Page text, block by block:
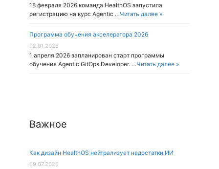
18 февраля 2026 команда HealthOS запустила
регистрацию на курс Agentic …Читать далее »
Программа обучения акселератора 2026
02.01.2026
1 апреля 2026 запланирован старт программы
обучения Agentic GitOps Developer. …Читать далее »
Важное
Как дизайн HealthOS нейтрализует недостатки ИИ
09.07.2026